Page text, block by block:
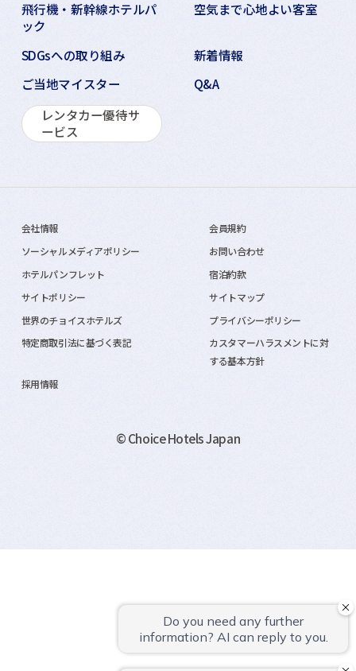
飛行機・新幹線ホテルパ
ック
空気まで心地よい客室
SDGsへの取り組み
新着情報
ご当地マイスター
Q&A
レンタカー優待サ
ービス
会社情報
会員規約
ソーシャルメディアポリシー
お問い合わせ
ホテルパンフレット
宿泊約款
サイトポリシー
サイトマップ
世界のチョイスホテルズ
プライバシーポリシー
特定商取引法に基づく表記
カスタマーハラスメントに対
する基本方針
採用情報
© Choice Hotels Japan